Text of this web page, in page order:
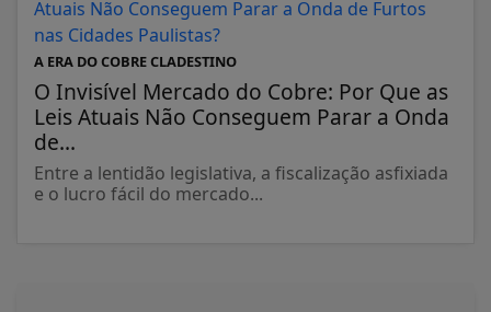
A ERA DO COBRE CLADESTINO
O Invisível Mercado do Cobre: Por Que as
Leis Atuais Não Conseguem Parar a Onda
de...
Entre a lentidão legislativa, a fiscalização asfixiada
e o lucro fácil do mercado...